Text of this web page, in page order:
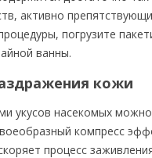
активно
погрузите
ванны.
кожи
укусов насекомых
компресс
процесс